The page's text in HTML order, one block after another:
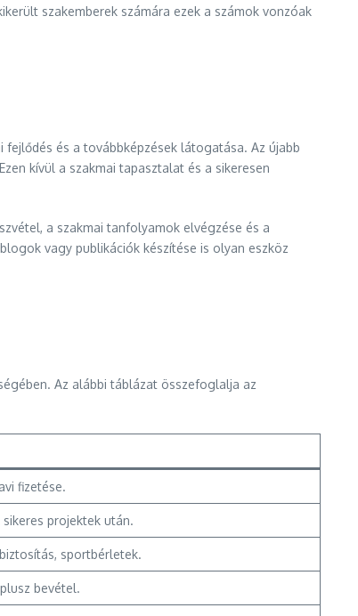
szakemberek számára ezek a számok vonzóak
és a továbbképzések látogatása. Az újabb
kívül a szakmai tapasztalat és a sikeresen
a szakmai tanfolyamok elvégzése és a
vagy publikációk készítése is olyan eszköz
Az alábbi táblázat összefoglalja az
fizetése.
projektek után.
sportbérletek.
bevétel.